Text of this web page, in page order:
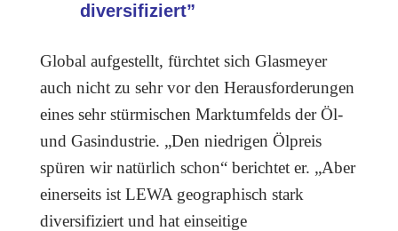
diversifiziert”
Global aufgestellt, fürchtet sich Glasmeyer
auch nicht zu sehr vor den Herausforderungen
eines sehr stürmischen Marktumfelds der Öl-
und Gasindustrie. „Den niedrigen Ölpreis
spüren wir natürlich schon“ berichtet er. „Aber
einerseits ist LEWA geographisch stark
diversifiziert und hat einseitige